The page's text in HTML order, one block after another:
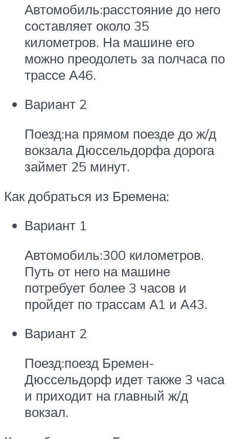
Автомобиль:расстояние до него
составляет около 35
километров. На машине его
можно преодолеть за полчаса по
трассе А46.
Вариант 2
Поезд:на прямом поезде до ж/д
вокзала Дюссельдорфа дорога
займет 25 минут.
Как добраться из Бремена:
Вариант 1
Автомобиль:300 километров.
Путь от него на машине
потребует более 3 часов и
пройдет по трассам А1 и А43.
Вариант 2
Поезд:поезд Бремен-
Дюссельдорф идет также 3 часа
и приходит на главный ж/д
вокзал.